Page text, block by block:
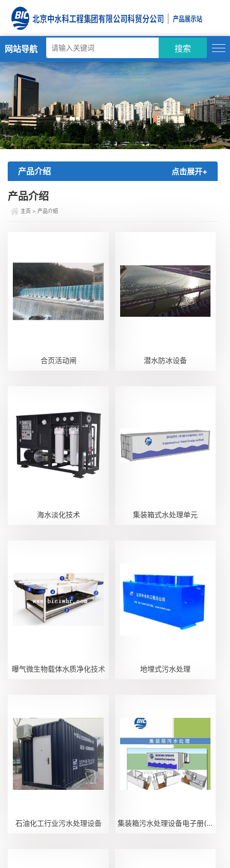
网站导航 搜索
产品介绍 点击展开+
产品介绍
主页 > 产品介绍
合页活动闸 潜水防冰设备
海水淡化技术 集装箱式水处理单元
曝气微生物载体水质净化技术 地埋式污水处理
石油化工行业污水处理设备 集装箱污水处理设备电子册(无资料）